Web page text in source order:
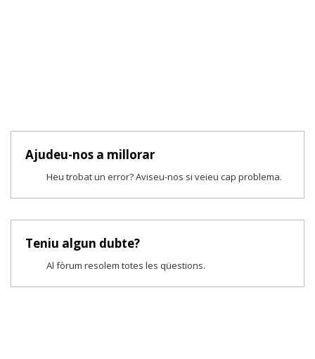
Ajudeu-nos a millorar
Heu trobat un error? Aviseu-nos si veieu cap problema.
Teniu algun dubte?
Al fòrum resolem totes les qüestions.